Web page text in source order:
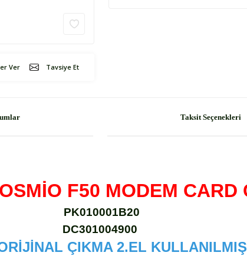
Ver Tavsiye Et
Taksit Seçenekleri
F50 MODEM CARD
PK010001B20
DC301004900
ÇIKMA 2.EL